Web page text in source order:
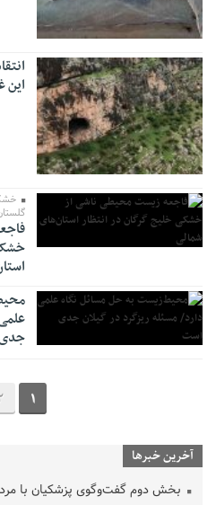
این
1
آخرین خبرها
بخش دوم گفت‌وگوی پزشکیان با